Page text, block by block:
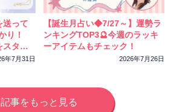
送って
り！
スター
年7月31日
【誕生月占い◆7/27～】運勢ラ
ンキングTOP3🔮今週のラッキ
ーアイテムもチェック！
2026年7月26日
記事をもっと見る